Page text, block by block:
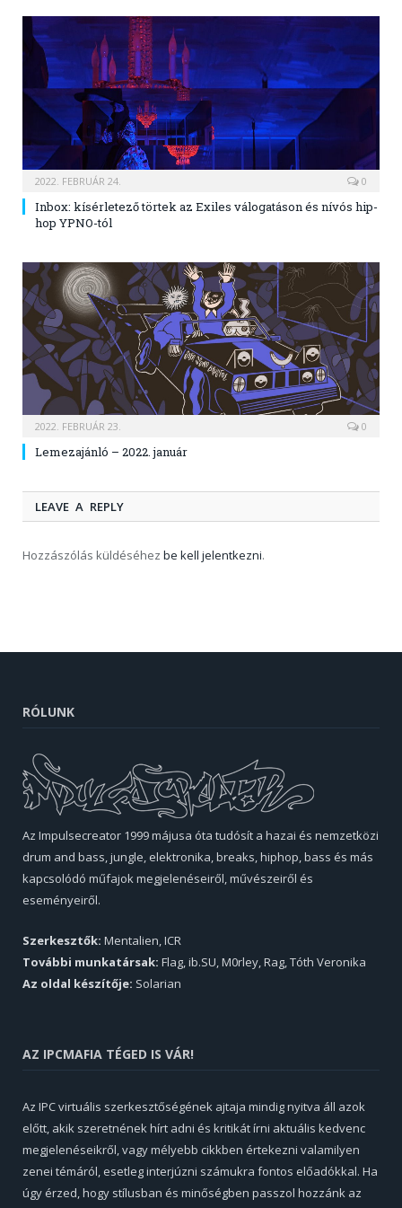
2022. FEBRUÁR 24. 0
Inbox: kísérletező törtek az Exiles válogatáson és nívós hip-
hop YPNO-tól
2022. FEBRUÁR 23. 0
Lemezajánló – 2022. január
LEAVE A REPLY
Hozzászólás küldéséhez be kell jelentkezni.
RÓLUNK
Az Impulsecreator 1999 májusa óta tudósít a hazai és nemzetközi
drum and bass, jungle, elektronika, breaks, hiphop, bass és más
kapcsolódó műfajok megjelenéseiről, művészeiről és
eseményeiről.
Szerkesztők: Mentalien, ICR
További munkatársak: Flag, ib.SU, M0rley, Rag, Tóth Veronika
Az oldal készítője: Solarian
AZ IPCMAFIA TÉGED IS VÁR!
Az IPC virtuális szerkesztőségének ajtaja mindig nyitva áll azok
előtt, akik szeretnének hírt adni és kritikát írni aktuális kedvenc
megjelenéseikről, vagy mélyebb cikkben értekezni valamilyen
zenei témáról, esetleg interjúzni számukra fontos előadókkal. Ha
úgy érzed, hogy stílusban és minőségben passzol hozzánk az